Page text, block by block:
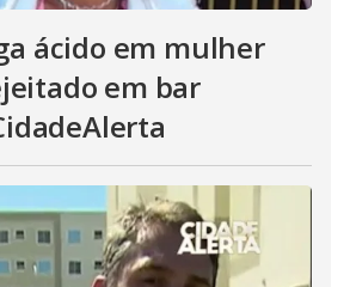
ácido em mulher
em bar